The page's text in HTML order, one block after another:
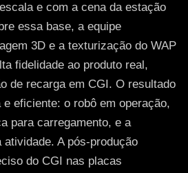
e com a cena da estação
essa base, a equipe
3D e a texturização do WAP
fidelidade ao produto real,
de recarga em CGI. O resultado
eficiente: o robô em operação,
para carregamento, e a
atividade. A pós-produção
do CGI nas placas